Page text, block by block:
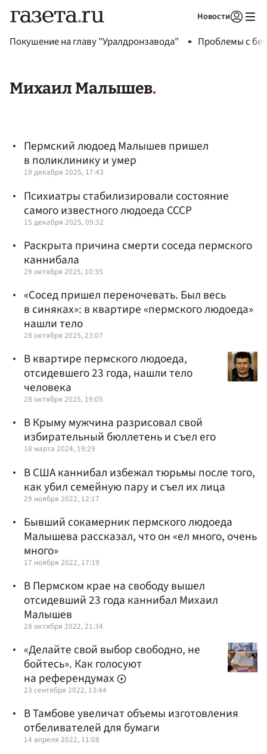
Новости
Покушение на главу "Уралдронзавода" Проблемы с
Михаил Малышев
Пермский людоед Малышев пришел
в поликлинику и умер
19 декабря 2025, 17:43
Психиатры стабилизировали состояние
самого известного людоеда СССР
15 декабря 2025, 09:32
Раскрыта причина смерти соседа пермского
каннибала
29 октября 2025, 10:35
«Сосед пришел переночевать. Был весь
в синяках»: в квартире «пермского людоеда»
нашли тело
28 октября 2025, 23:07
В квартире пермского людоеда,
отсидевшего 23 года, нашли тело
человека
28 октября 2025, 19:05
В Крыму мужчина разрисовал свой
избирательный бюллетень и съел его
18 марта 2024, 19:29
В США каннибал избежал тюрьмы после того,
как убил семейную пару и съел их лица
29 ноября 2022, 12:17
Бывший сокамерник пермского людоеда
Малышева рассказал, что он «ел много, очень
много»
17 ноября 2022, 17:19
В Пермском крае на свободу вышел
отсидевший 23 года каннибал Михаил
Малышев
28 октября 2022, 21:34
«Делайте свой выбор свободно, не
бойтесь». Как голосуют
на референдумах
23 сентября 2022, 13:44
В Тамбове увеличат объемы изготовления
отбеливателей для бумаги
14 апреля 2022, 11:08